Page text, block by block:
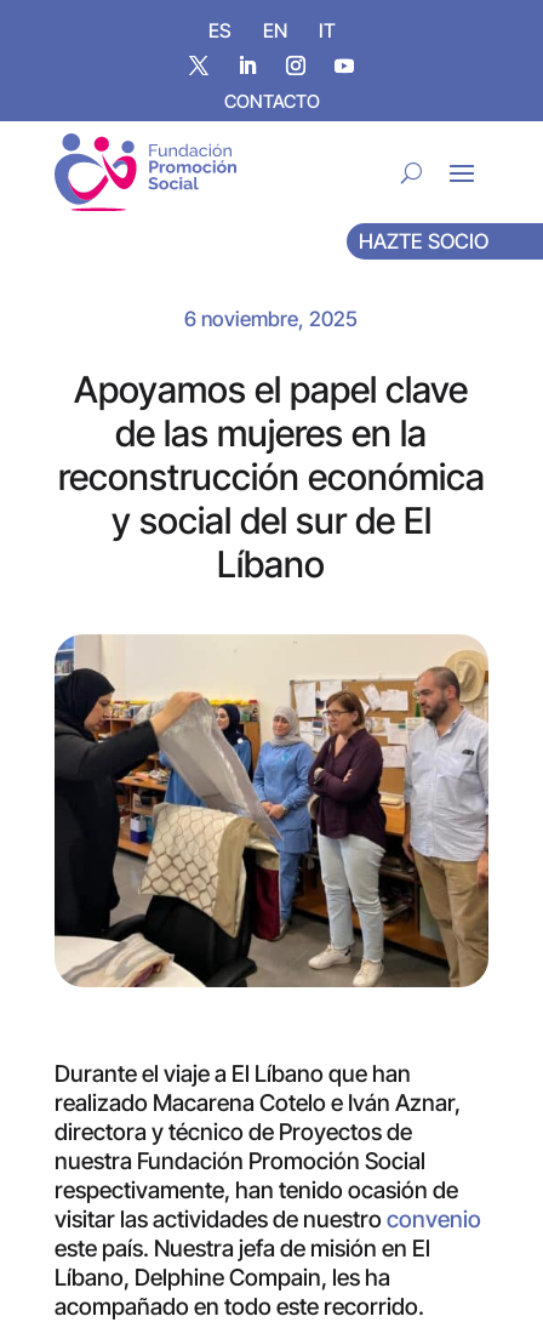
ES EN IT
CONTACTO
HAZTE SOCIO
6 noviembre, 2025
Apoyamos el papel clave
de las mujeres en la
reconstrucción económica
y social del sur de El
Líbano
Durante el viaje a El Líbano que han
realizado Macarena Cotelo e Iván Aznar,
directora y técnico de Proyectos de
nuestra Fundación Promoción Social
respectivamente, han tenido ocasión de
visitar las actividades de nuestroconvenio
este país. Nuestra jefa de misión en El
Líbano, Delphine Compain, les ha
acompañado en todo este recorrido.